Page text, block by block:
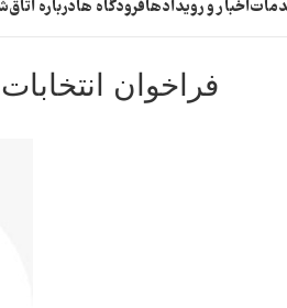
اخبار و رویدادهافرودگاه هادرباره اتاق
فراخوان